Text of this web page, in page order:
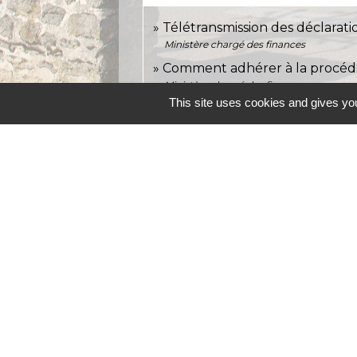
Télétransmission des
Ministère chargé des finances
Comment adhérer à la
Ministère chargé des finances
Partenaires EDIopen_in_new
Direction générale des finances
This site uses cookies and gives